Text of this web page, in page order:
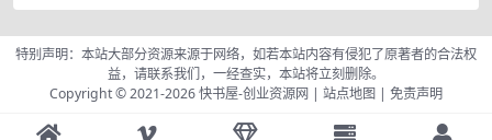
特别声明：本站大部分资源来源于网络，如若本站内容有侵犯了原著者的合法权
益，请联系我们，一经查实，本站将立刻删除。
Copyright © 2021-2026快书屋-创业资源网 | 站点地图 | 免责声明